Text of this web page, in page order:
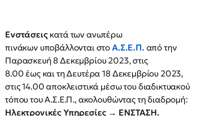
Ενστάσειςκατά των ανωτέρω
πινάκων υποβάλλονται στοΑ.Σ.Ε.Π. από την
Παρασκευή 8 Δεκεμβρίου 2023, στις
8.00 έως και τη Δευτέρα 18 Δεκεμβρίου 2023,
στις 14.00 αποκλειστικά μέσω του διαδικτυακού
τόπου του Α.Σ.Ε.Π., ακολουθώντας τη διαδρομή:
Ηλεκτρονικές Υπηρεσίες → ΕΝΣΤΑΣΗ.